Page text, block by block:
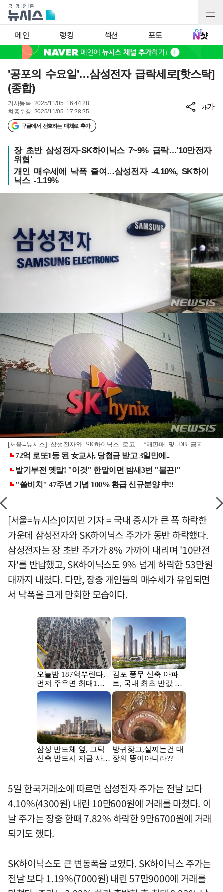
메인 랭킹 섹션 포토
'공포의 수요일'…삼성전자 급락세로[핫스탁]
(종합)
기사등록 2025/11/05 16:44:28
최종수정 2025/11/05 17:28:25
구글에서 선호하는 매체로 추가
가가
장 초반 삼성전자·SK하이닉스 7~9% 급락…'10만전자
위협'
개인 매수세에 낙폭 줄여…삼성전자 -4.10%, SK하이
닉스 -1.19%
[서울=뉴시스] 삼성전자와 SK하이닉스 로고. *재판매 및 DB 금지
[서울=뉴시스]이지민 기자 = 국내 증시가 큰 폭 하락한
가운데 삼성전자와 SK하이닉스 주가가 동반 하락했다.
삼성전자는 장 초반 주가가 8% 가까이 내리며 '10만전
자'를 반납했고, SK하이닉스도 9% 넘게 하락한 53만원
대까지 내렸다. 다만, 장중 개인들의 매수세가 유입되면
서 낙폭을 크게 만회한 모습이다.
5일 한국거래소에 따르면 삼성전자 주가는 전날 보다
4.10%(4300원) 내린 10만600원에 거래를 마쳤다. 이
날 주가는 장중 한때 7.82% 하락한 9만6700원에 거래
되기도 했다.
SK하이닉스도 큰 변동폭을 보였다. SK하이닉스 주가는
전날 보다 1.19%(7000원) 내린 57만9000에 거래를